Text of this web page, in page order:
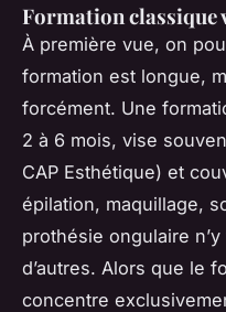
Formation
À première vue, on
formation est longue,
forcément. Une
2 à 6 mois, vise
CAP Esthétique) et
épilation, maquillage,
prothésie ongulaire
d’autres. Alors que le
concentre